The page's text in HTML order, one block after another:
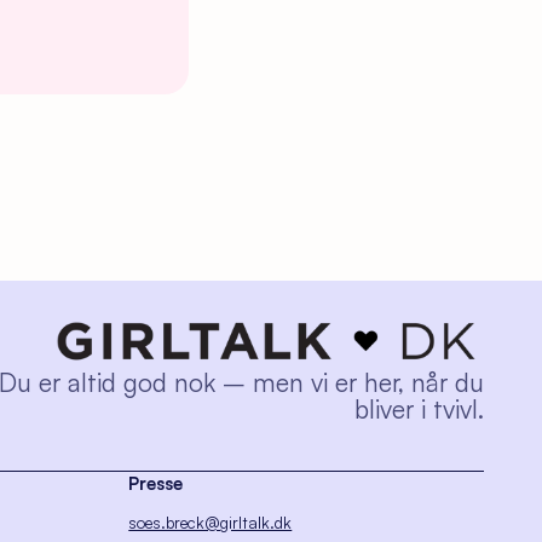
Du er altid god nok – men vi er her, når du
bliver i tvivl.
Presse
soes.breck@girltalk.dk